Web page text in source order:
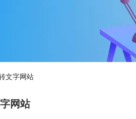
文字网站
网站